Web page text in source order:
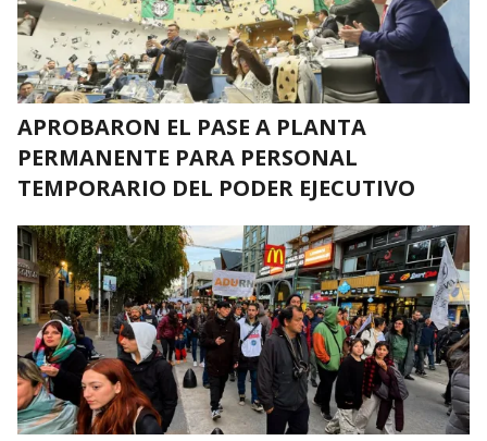
APROBARON EL PASE A PLANTA
PERMANENTE PARA PERSONAL
TEMPORARIO DEL PODER EJECUTIVO